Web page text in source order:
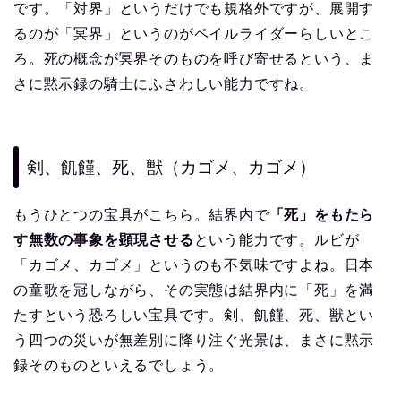
です。「対界」というだけでも規格外ですが、展開す
るのが「冥界」というのがペイルライダーらしいとこ
ろ。死の概念が冥界そのものを呼び寄せるという、ま
さに黙示録の騎士にふさわしい能力ですね。
剣、飢饉、死、獣（カゴメ、カゴメ）
もうひとつの宝具がこちら。結界内で「死」をもたら
す無数の事象を顕現させる という能力です。ルビが
「カゴメ、カゴメ」というのも不気味ですよね。日本
の童歌を冠しながら、その実態は結界内に「死」を満
たすという恐ろしい宝具です。剣、飢饉、死、獣とい
う四つの災いが無差別に降り注ぐ光景は、まさに黙示
録そのものといえるでしょう。